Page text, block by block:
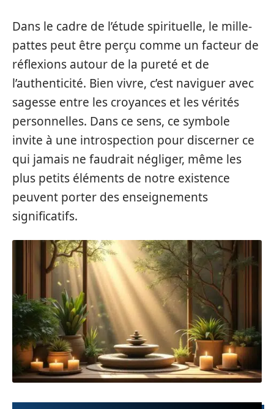
Dans le cadre de l’étude spirituelle, le mille-
pattes peut être perçu comme un facteur de
réflexions autour de la pureté et de
l’authenticité. Bien vivre, c’est naviguer avec
sagesse entre les croyances et les vérités
personnelles. Dans ce sens, ce symbole
invite à une introspection pour discerner ce
qui jamais ne faudrait négliger, même les
plus petits éléments de notre existence
peuvent porter des enseignements
significatifs.